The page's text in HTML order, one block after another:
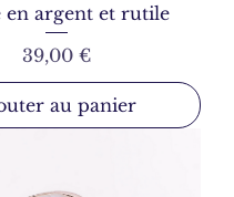
en argent et rutile
Prix
39,00 €
au panier